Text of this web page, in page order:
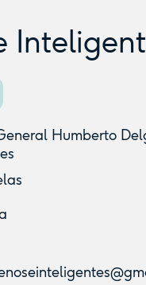
Humberto